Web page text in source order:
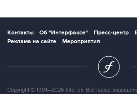
Контакты Об "Интерфаксе" Пресс-центр
Реклама на сайте
Мероприятия
Copyright © 1991—2026 Interfax. Все права